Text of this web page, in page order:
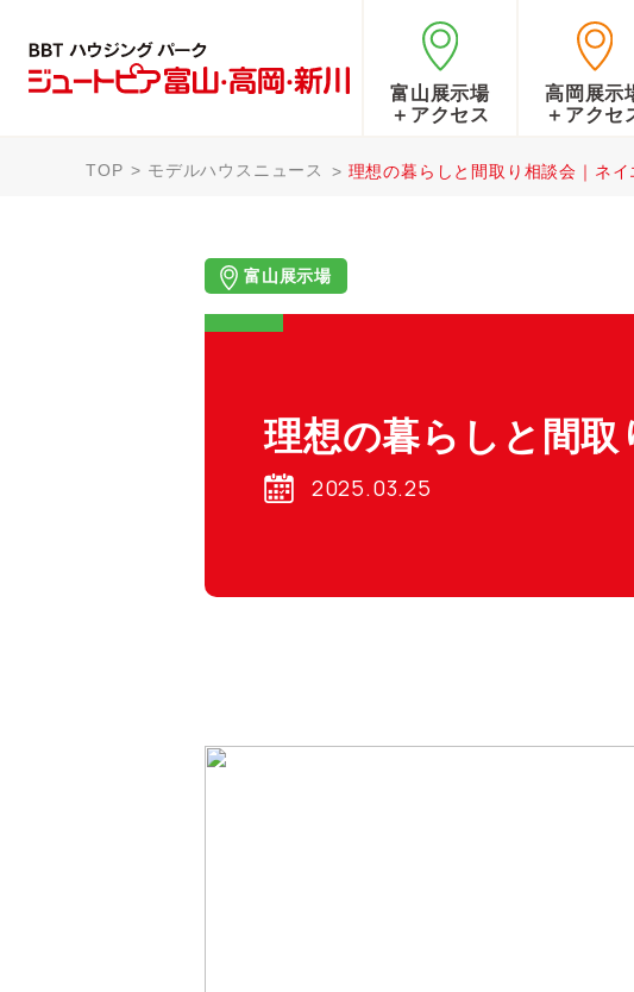
富山展示場
＋アクセス
高岡展示
＋アクセ
TOP モデルハウスニュース 理想の暮らしと間取り相談会｜ネイ
富山展示場
理想の暮らしと間取
2025.03.25